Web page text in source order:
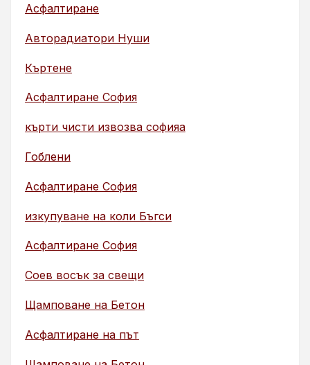
Асфалтиране
Авторадиатори Нуши
Къртене
Асфалтиране София
кърти чисти извозва софияа
Гоблени
Асфалтиране София
изкупуване на коли Бъгси
Асфалтиране София
Соев восък за свещи
Щамповане на Бетон
Асфалтиране на път